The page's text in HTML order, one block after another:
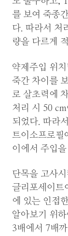
를 보여 죽종
다. 따라서 처
량을 다르게
약제주입 위
죽간 차이를
로 살초력에
처리 시 50
되었다. 따라
트이소프로필
이에서 주입
단목을 고사
글리포세이트
에 있는 인접
알아보기 위
3배에서 7배